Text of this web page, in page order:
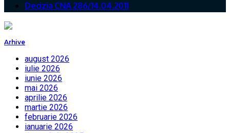
Decizia CNA 286/14.04.2011
Arhive
august 2026
iulie 2026
iunie 2026
mai 2026
aprilie 2026
martie 2026
februarie 2026
ianuarie 2026